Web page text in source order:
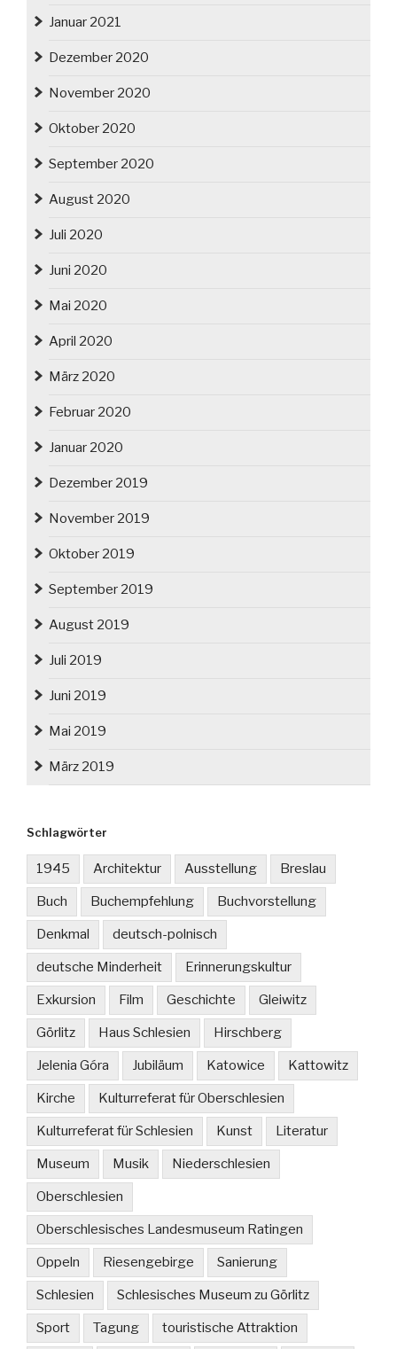
Januar 2021
Dezember 2020
November 2020
Oktober 2020
September 2020
August 2020
Juli 2020
Juni 2020
Mai 2020
April 2020
März 2020
Februar 2020
Januar 2020
Dezember 2019
November 2019
Oktober 2019
September 2019
August 2019
Juli 2019
Juni 2019
Mai 2019
März 2019
Schlagwörter
1945 Architektur Ausstellung Breslau
Buch Buchempfehlung Buchvorstellung
Denkmal deutsch-polnisch
deutsche Minderheit Erinnerungskultur
Exkursion Film Geschichte Gleiwitz
Görlitz Haus Schlesien Hirschberg
Jelenia Góra Jubiläum Katowice Kattowitz
Kirche Kulturreferat für Oberschlesien
Kulturreferat für Schlesien Kunst Literatur
Museum Musik Niederschlesien
Oberschlesien
Oberschlesisches Landesmuseum Ratingen
Oppeln Riesengebirge Sanierung
Schlesien Schlesisches Museum zu Görlitz
Sport Tagung touristische Attraktion